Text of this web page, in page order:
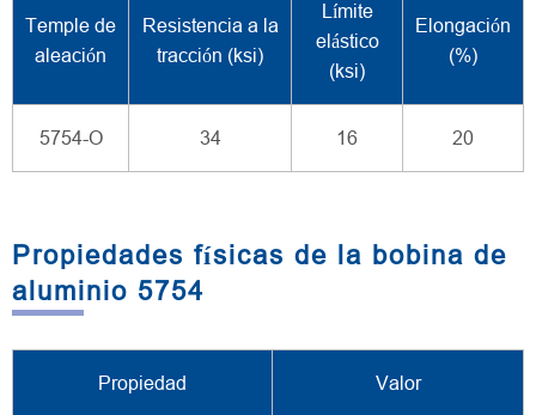
Temple de
aleación
Resistencia a la
tracción (ksi)
Límite
elástico
(ksi)
Elongación
(%)
5754-O 34 16 20
Propiedades físicas de la bobina de
aluminio 5754
Propiedad Valor